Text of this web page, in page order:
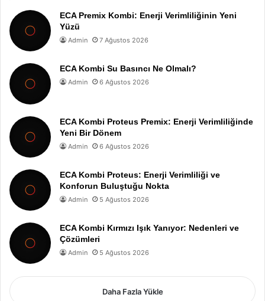
ECA Premix Kombi: Enerji Verimliliğinin Yeni
Yüzü
Admin 7 Ağustos 2026
ECA Kombi Su Basıncı Ne Olmalı?
Admin 6 Ağustos 2026
ECA Kombi Proteus Premix: Enerji Verimliliğinde
Yeni Bir Dönem
Admin 6 Ağustos 2026
ECA Kombi Proteus: Enerji Verimliliği ve
Konforun Buluştuğu Nokta
Admin 5 Ağustos 2026
ECA Kombi Kırmızı Işık Yanıyor: Nedenleri ve
Çözümleri
Admin 5 Ağustos 2026
Daha Fazla Yükle